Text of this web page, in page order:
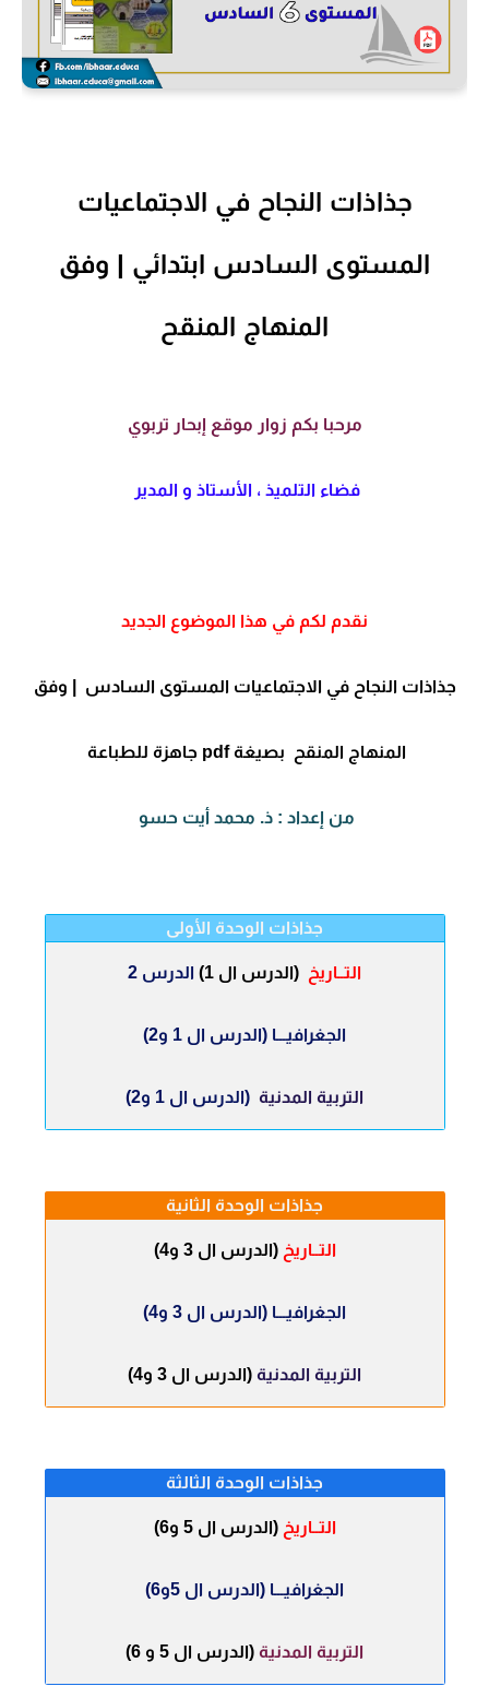
جذاذات النجاح في الاجتماعيات
المستوى السادس ابتدائي | وفق
المنهاج المنقح
مرحبا بكم زوار موقع إبحار تربوي
فضاء التلميذ ، الأستاذ و المدير
نقدم لكم في هذا الموضوع الجديد
جذاذات النجاح في الاجتماعيات المستوى السادس | وفق
المنهاج المنقح بصيغة pdf جاهزة للطباعة
من إعداد : ذ. محمد أيت حسو
جذاذات الوحدة الأولى
التــاريخ (الدرس ال 1) الدرس 2
الجغرافيـــا (الدرس ال 1 و2)
التربية المدنية (الدرس ال 1 و2)
جذاذات الوحدة الثانية
التــاريخ(الدرس ال 3 و4)
الجغرافيـــا (الدرس ال 3 و4)
التربية المدنية (الدرس ال 3 و4)
جذاذات الوحدة الثالثة
التــاريخ (الدرس ال 5 و6)
الجغرافيـــا (الدرس ال 5و6)
التربية المدنية (الدرس ال 5 و 6)